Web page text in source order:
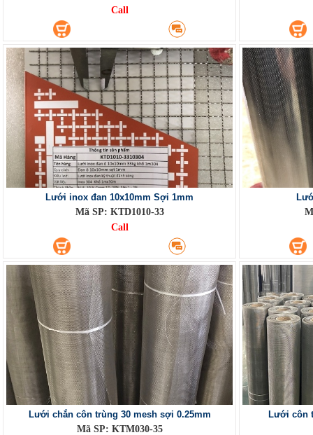
Call
Lưới inox đan 10x10mm Sợi 1mm
Mã SP: KTD1010-33
Call
Lưới chắn côn trùng 30 mesh sợi 0.25mm
Mã SP: KTM030-35
Lưới côn